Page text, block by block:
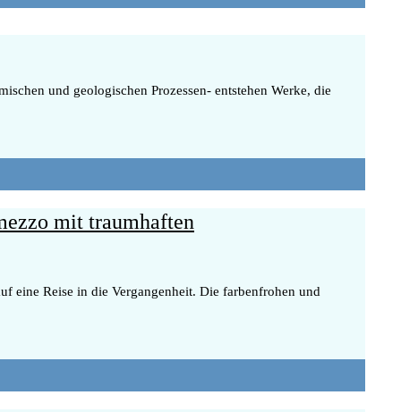
und geologischen Prozessen- entstehen Werke, die
mit traumhaften
eine Reise in die Vergangenheit. Die farbenfrohen und